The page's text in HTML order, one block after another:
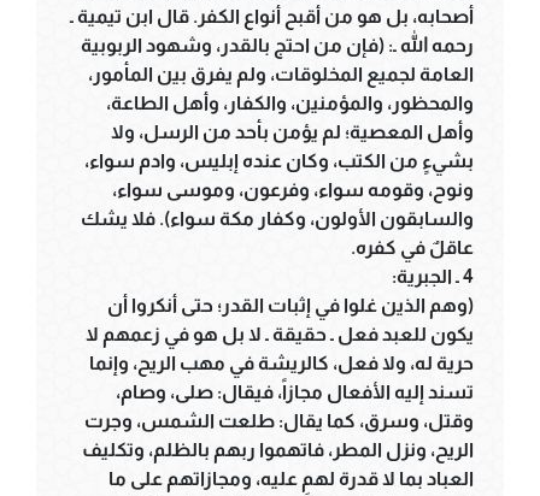
أصحابه، بل هو من أقبح أنواع الكفر. قال ابن تيمية ـ
رحمه الله ـ: (فإن من احتج بالقدر، وشهود الربوبية
العامة لجميع المخلوقات، ولم يفرق بين المأمور،
والمحظور، والمؤمنين، والكفار، وأهل الطاعة،
وأهل المعصية؛ لم يؤمن بأحد من الرسل، ولا
بشيءٍ من الكتب، وكان عنده إبليس، وادم سواء،
ونوح، وقومه سواء، وفرعون، وموسى سواء،
والسابقون الأولون، وكفار مكة سواء). فلا يشك
عاقلٌ في كفره.
4 ـ الجبرية:
(وهم الذين غلوا في إثبات القدر؛ حتى أنكروا أن
يكون للعبد فعل ـ حقيقة ـ لا بل هو في زعمهم لا
حرية له، ولا فعل، كالريشة في مهب الريح، وإنما
تسند إليه الأفعال مجازاً، فيقال: صلى، وصام،
وقتل، وسرق، كما يقال: طلعت الشمس، وجرت
الريح، ونزل المطر، فاتهموا ربهم بالظلم، وتكليف
العباد بما لا قدرة لهم عليه، ومجازاتهم على ما